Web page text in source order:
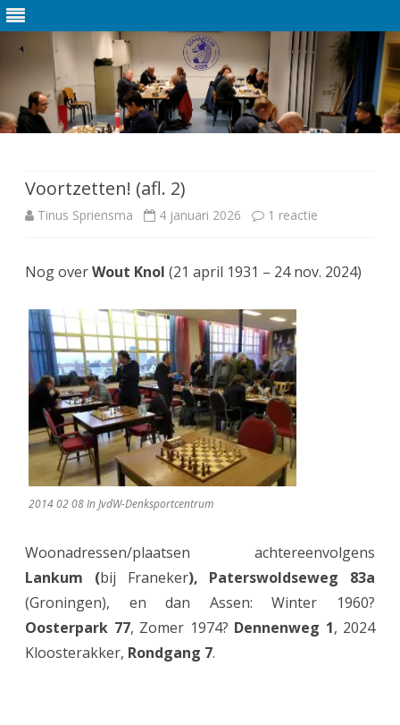
Voortzetten! (afl. 2)
Tinus Spriensma 4 januari 2026 1 reactie
V
e
!
Nog overWout Knol (21 april 1931 – 24 nov. 2024)
2014 02 08 In JvdW-Denksportcentrum
Woonadressen/plaatsen achtereenvolgens
Lankum (bij Franeker), Paterswoldseweg 83a
(Groningen), en dan Assen: Winter 1960?
Oosterpark 77, Zomer 1974? Dennenweg 1, 2024
Kloosterakker, Rondgang 7.